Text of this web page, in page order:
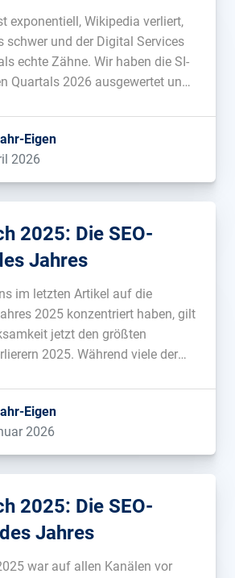
exponentiell, Wikipedia verliert,
schwer und der Digital Services
echte Zähne. Wir haben die SI-
Quartals 2026 ausgewertet und
und verloren haben und
Eigen
2026
2025: Die SEO-
Jahres
im letzten Artikel auf die
2025 konzentriert haben, gilt
jetzt den größten
2025. Während viele der
sind auch viele der Verlierer
Abstrafung, sondern vielmehr
oder minder gelungener […]...
Eigen
2026
2025: Die SEO-
Jahres
war auf allen Kanälen vor